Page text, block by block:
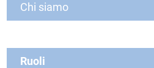
Chi siamo
Ruoli